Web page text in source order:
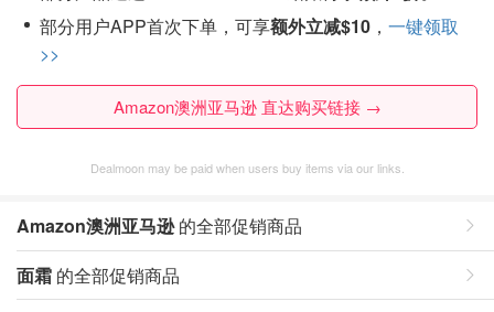
部分用户APP首次下单，可享额外立减$10 ， 一键领取
>>
Amazon澳洲亚马逊 直达购买链接 →
Dealmoon may be paid when users buy items via our links.
Amazon澳洲亚马逊的全部促销商品
面霜 的全部促销商品